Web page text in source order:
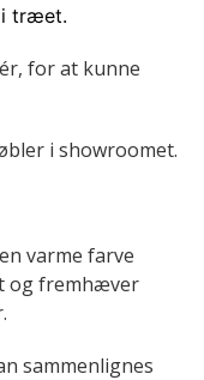
i træet.
for at kunne
i showroomet.
varme farve
og fremhæver
sammenlignes